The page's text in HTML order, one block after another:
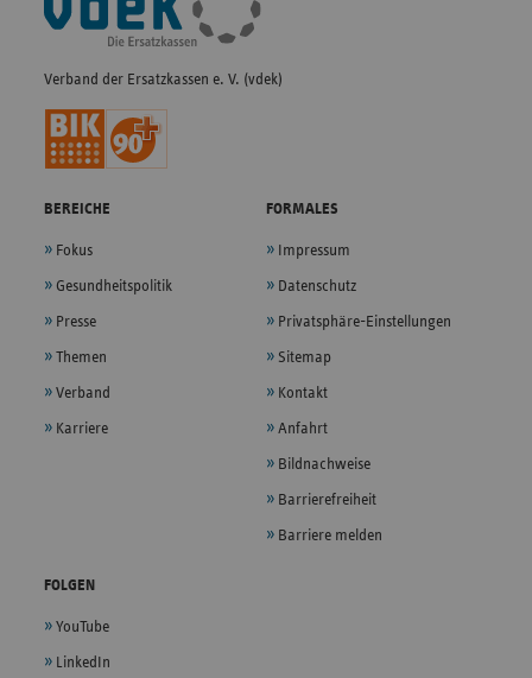
Navigation
Verband der Ersatzkassen e. V. (vdek)
BEREICHE
Fokus
Gesundheitspolitik
Presse
Themen
Verband
Karriere
FORMALES
Impressum
Datenschutz
Privatsphäre-Einstellungen
Sitemap
Kontakt
Anfahrt
Bildnachweise
Barrierefreiheit
Barriere melden
FOLGEN
YouTube
LinkedIn